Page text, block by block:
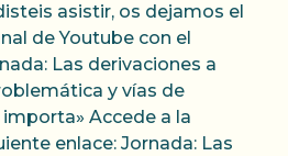
asistir, os dejamos el
de Youtube con el
Las derivaciones a
y vías de
Accede a la
enlace: Jornada: Las